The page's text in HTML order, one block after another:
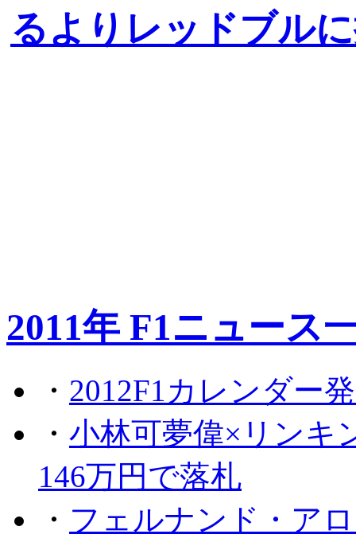
るよりレッドブル
2011年 F1ニュース
・ 2012F1カレンダー
・ 小林可夢偉×リンキ
146万円で落札
・ フェルナンド・ア